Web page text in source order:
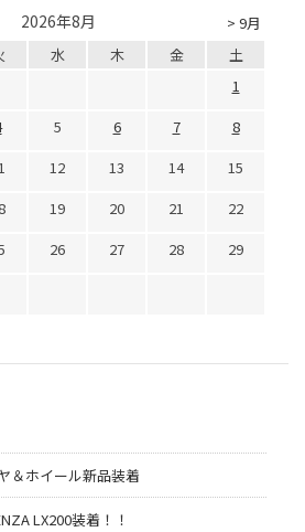
> 9月
2026年8月
水 木 金
土
1
5 6 7
8
12 13 14
15
19 20 21
22
26 27 28
29
＆ホイール新品装着
LX200装着！！